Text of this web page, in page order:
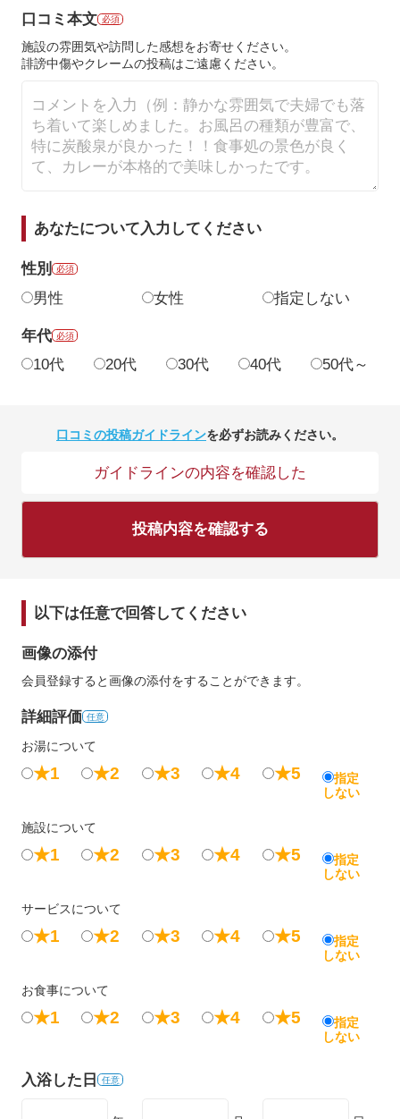
口コミ本文 必須
施設の雰囲気や訪問した感想をお寄せください。
誹謗中傷やクレームの投稿はご遠慮ください。
あなたについて入力してください
性別 必須
男性 女性 指定しない
年代 必須
10代 20代 30代 40代 50代～
口コミの投稿ガイドラインを必ずお読みください。
ガイドラインの内容を確認した
投稿内容を確認する
以下は任意で回答してください
画像の添付
会員登録すると画像の添付をすることができます。
詳細評価 任意
お湯について
★1 ★2 ★3 ★4 ★5
指定
しない
施設について
★1 ★2 ★3 ★4 ★5
指定
しない
サービスについて
★1 ★2 ★3 ★4 ★5
指定
しない
お食事について
★1 ★2 ★3 ★4 ★5
指定
しない
入浴した日 任意